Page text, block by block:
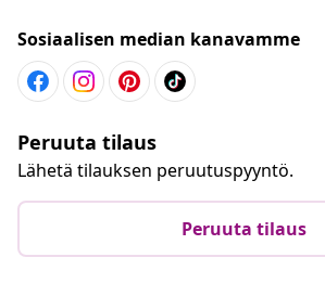
Sosiaalisen median kanavamme
Peruuta tilaus
Lähetä tilauksen peruutuspyyntö.
Peruuta tilaus